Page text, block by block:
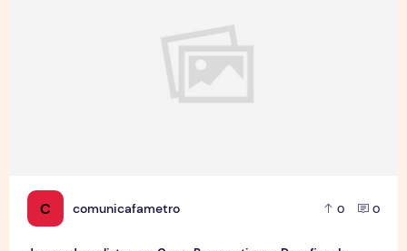
C comunicafametro 0 0